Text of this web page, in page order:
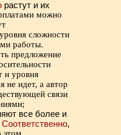
растут и их
можно
сложности
работы.
предложение
и уровня
не идет, а автор
связи
все более и
Соответственно,